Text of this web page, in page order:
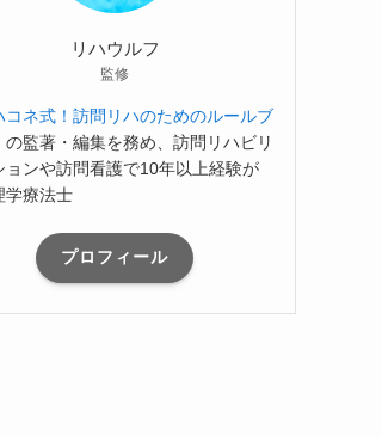
リハウルフ
監修
コネ式！訪問リハのためのルールブ
の監著・編集を務め、訪問リハビリ
ョンや訪問看護で10年以上経験が
学療法士
プロフィール